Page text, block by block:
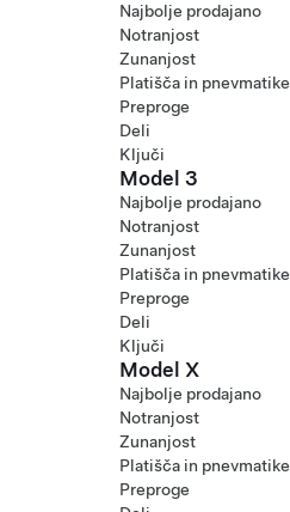
Najbolje prodajano
Notranjost
Zunanjost
Platišča in pnevmatike
Preproge
Deli
Ključi
Model 3
Najbolje prodajano
Notranjost
Zunanjost
Platišča in pnevmatike
Preproge
Deli
Ključi
Model X
Najbolje prodajano
Notranjost
Zunanjost
Platišča in pnevmatike
Preproge